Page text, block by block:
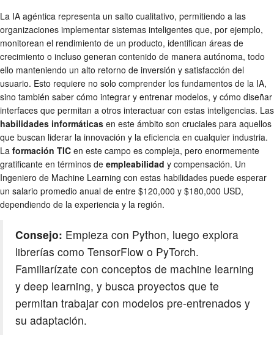
La IA agéntica representa un salto cualitativo, permitiendo a las
organizaciones implementar sistemas inteligentes que, por ejemplo,
monitorean el rendimiento de un producto, identifican áreas de
crecimiento o incluso generan contenido de manera autónoma, todo
ello manteniendo un alto retorno de inversión y satisfacción del
usuario. Esto requiere no solo comprender los fundamentos de la IA,
sino también saber cómo integrar y entrenar modelos, y cómo diseñar
interfaces que permitan a otros interactuar con estas inteligencias. Las
habilidades informáticas en este ámbito son cruciales para aquellos
que buscan liderar la innovación y la eficiencia en cualquier industria.
La formación TIC en este campo es compleja, pero enormemente
gratificante en términos de empleabilidad y compensación. Un
Ingeniero de Machine Learning con estas habilidades puede esperar
un salario promedio anual de entre $120,000 y $180,000 USD,
dependiendo de la experiencia y la región.
Consejo: Empieza con Python, luego explora
librerías como TensorFlow o PyTorch.
Familiarízate con conceptos de machine learning
y deep learning, y busca proyectos que te
permitan trabajar con modelos pre-entrenados y
su adaptación.